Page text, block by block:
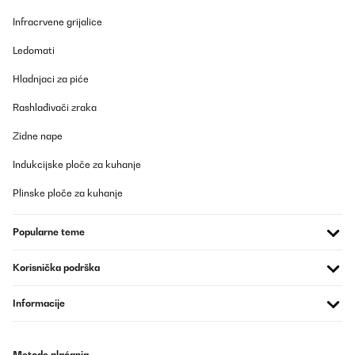
Dienst zuverlässig wechselweise in einer 20qm - Küche oder
einem 9qm - Bad bei offener Tür. Haus ist ein Ziegel- Lehmbau
und schlicht. Aufgrund eines Balkonkraftwerkes haben wir uns
eine 2. nach, die dann im WZ obendrüber zum Einsatz in der
Kaufempfehlung!
Infracrvene grijalice
Ledomati
Hladnjaci za piće
Rashlađivači zraka
Zidne nape
Indukcijske ploče za kuhanje
Plinske ploče za kuhanje
Popularne teme
Korisnička podrška
Informacije